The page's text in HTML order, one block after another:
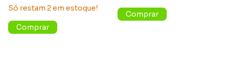
Só restam 2em estoque!